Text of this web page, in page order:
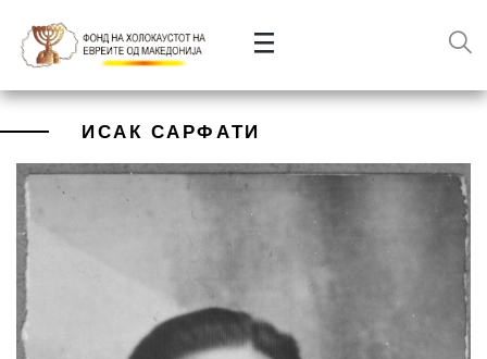
ИСАК САРФАТИ